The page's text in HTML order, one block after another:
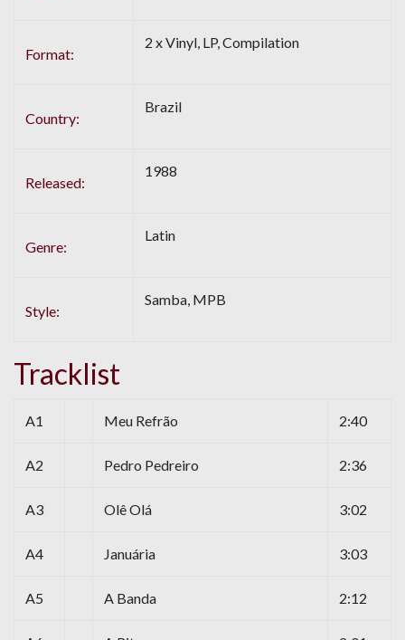
Format:
2 x Vinyl, LP, Compilation
Country:
Brazil
Released:
1988
Genre:
Latin
Style:
Samba, MPB
Tracklist
A1 Meu Refrão 2:40
A2 Pedro Pedreiro 2:36
A3 Olê Olá 3:02
A4 Januária 3:03
A5 A Banda 2:12